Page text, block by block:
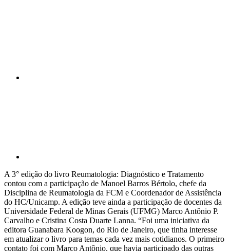
A 3° edição do livro Reumatologia: Diagnóstico e Tratamento
contou com a participação de Manoel Barros Bértolo, chefe da
Disciplina de Reumatologia da FCM e Coordenador de Assistência
do HC/Unicamp. A edição teve ainda a participação de docentes da
Universidade Federal de Minas Gerais (UFMG) Marco Antônio P.
Carvalho e Cristina Costa Duarte Lanna. “Foi uma iniciativa da
editora Guanabara Koogon, do Rio de Janeiro, que tinha interesse
em atualizar o livro para temas cada vez mais cotidianos. O primeiro
contato foi com Marco Antônio, que havia participado das outras